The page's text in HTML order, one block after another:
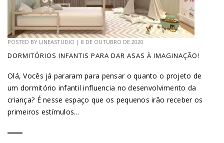
POSTED BY LINEASTUDIO | 8 DE OUTUBRO DE 2020
DORMITÓRIOS INFANTIS PARA DAR ASAS À IMAGINAÇÃO!
Olá, Vocês já pararam para pensar o quanto o projeto de
um dormitório infantil influencia no desenvolvimento da
criança? É nesse espaço que os pequenos irão receber os
primeiros estímulos...